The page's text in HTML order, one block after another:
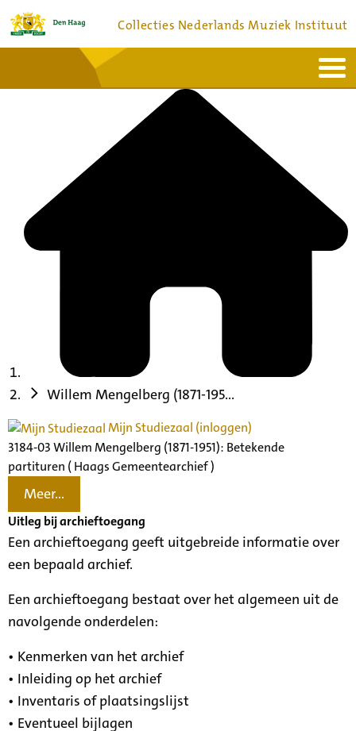
Collecties Nederlands Muziek Instituut
Bronnen en collecties
Willem Mengelberg (1871-195...
Mijn Studiezaal (inloggen)
3184-03 Willem Mengelberg (1871-1951): Betekende
partituren ( Haags Gemeentearchief )
Meer...
Uitleg bij archieftoegang
Een archieftoegang geeft uitgebreide informatie over
een bepaald archief.
Een archieftoegang bestaat over het algemeen uit de
navolgende onderdelen:
• Kenmerken van het archief
• Inleiding op het archief
• Inventaris of plaatsingslijst
• Eventueel bijlagen